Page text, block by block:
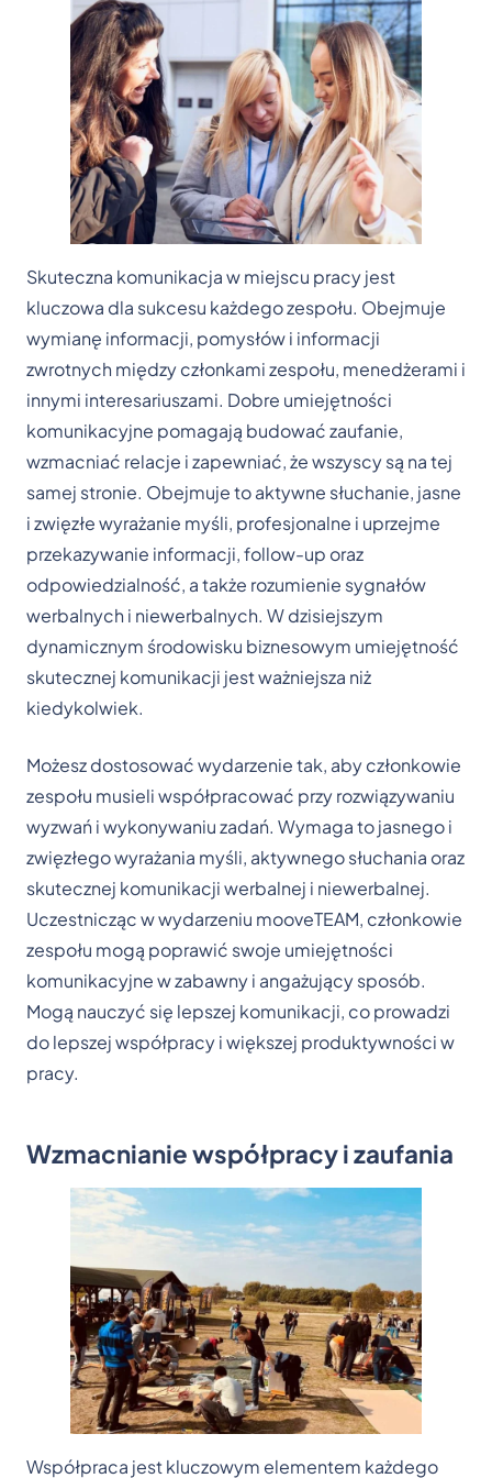
Skuteczna komunikacja w miejscu pracy jest
kluczowa dla sukcesu każdego zespołu. Obejmuje
wymianę informacji, pomysłów i informacji
zwrotnych między członkami zespołu, menedżerami i
innymi interesariuszami. Dobre umiejętności
komunikacyjne pomagają budować zaufanie,
wzmacniać relacje i zapewniać, że wszyscy są na tej
samej stronie. Obejmuje to aktywne słuchanie, jasne
i zwięzłe wyrażanie myśli, profesjonalne i uprzejme
przekazywanie informacji, follow-up oraz
odpowiedzialność, a także rozumienie sygnałów
werbalnych i niewerbalnych. W dzisiejszym
dynamicznym środowisku biznesowym umiejętność
skutecznej komunikacji jest ważniejsza niż
kiedykolwiek.
Możesz dostosować wydarzenie tak, aby członkowie
zespołu musieli współpracować przy rozwiązywaniu
wyzwań i wykonywaniu zadań. Wymaga to jasnego i
zwięzłego wyrażania myśli, aktywnego słuchania oraz
skutecznej komunikacji werbalnej i niewerbalnej.
Uczestnicząc w wydarzeniu mooveTEAM, członkowie
zespołu mogą poprawić swoje umiejętności
komunikacyjne w zabawny i angażujący sposób.
Mogą nauczyć się lepszej komunikacji, co prowadzi
do lepszej współpracy i większej produktywności w
pracy.
Wzmacnianie współpracy i zaufania
Współpraca jest kluczowym elementem każdego